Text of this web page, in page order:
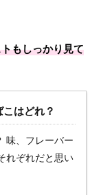
もしっかり見て
はどれ？
味、フレーバー
れぞれだと思い